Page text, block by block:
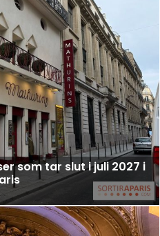
som tar slut i juli 2027 i